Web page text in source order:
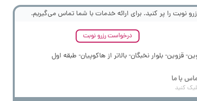
نوبت را پر کنید. برای ارائه خدمات با شما تماس می‌گیریم.
درخواست رزرو نوبت
قزوین- بلوار نخبگان- بالاتر از هاکوپیان- طبقه اول
با ما
کنید